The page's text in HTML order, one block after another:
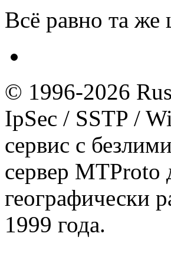
Всё равно та же
© 1996-2026
IpSec / SSTP /
сервис с
сервер MTProto
географически
1999 года.